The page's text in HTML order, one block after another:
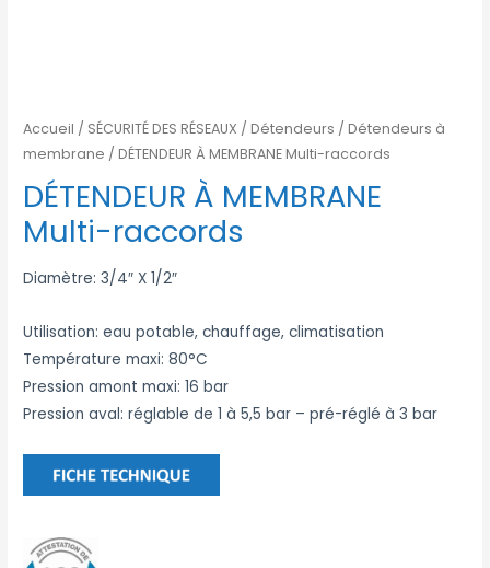
Accueil / SÉCURITÉ DES RÉSEAUX /Détendeurs /Détendeurs à
membrane / DÉTENDEUR À MEMBRANE Multi-raccords
DÉTENDEUR À MEMBRANE
Multi-raccords
Diamètre: 3/4″ X 1/2″
Utilisation: eau potable, chauffage, climatisation
Température maxi: 80°C
Pression amont maxi: 16 bar
Pression aval: réglable de 1 à 5,5 bar – pré-réglé à 3 bar